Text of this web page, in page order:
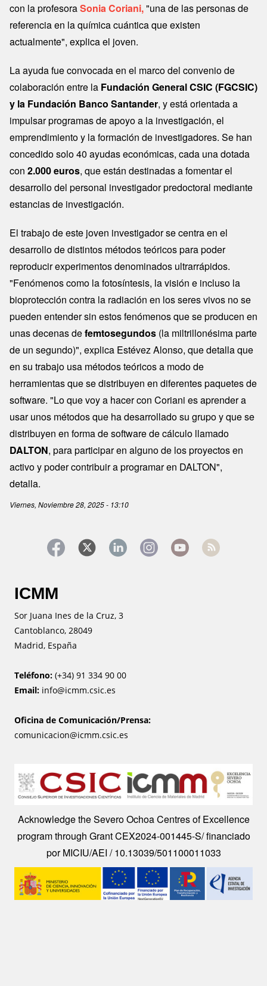
con la profesoraSonia Coriani,"una de las personas de
referencia en la química cuántica que existen
actualmente", explica el joven.
La ayuda fue convocada en el marco del convenio de
colaboración entre la Fundación General CSIC (FGCSIC)
y la Fundación Banco Santander, y está orientada a
impulsar programas de apoyo a la investigación, el
emprendimiento y la formación de investigadores. Se han
concedido solo 40 ayudas económicas, cada una dotada
con 2.000 euros, que están destinadas a fomentar el
desarrollo del personal investigador predoctoral mediante
estancias de investigación.
El trabajo de este joven investigador se centra en el
desarrollo de distintos métodos teóricos para poder
reproducir experimentos denominados ultrarrápidos.
"Fenómenos como la fotosíntesis, la visión e incluso la
bioprotección contra la radiación en los seres vivos no se
pueden entender sin estos fenómenos que se producen en
unas decenas defemtosegundos (la miltrillonésima parte
de un segundo)", explica Estévez Alonso, que detalla que
en su trabajo usa métodos teóricos a modo de
herramientas que se distribuyen en diferentes paquetes de
software. "Lo que voy a hacer con Coriani es aprender a
usar unos métodos que ha desarrollado su grupo y que se
distribuyen en forma de software de cálculo llamado
DALTON, para participar en alguno de los proyectos en
activo y poder contribuir a programar en DALTON",
detalla.
Viernes, Noviembre 28, 2025 - 13:10
ICMM
Sor Juana Ines de la Cruz, 3
Cantoblanco, 28049
Madrid, España
Teléfono: (+34) 91 334 90 00
Email: info@icmm.csic.es
Oficina de Comunicación/Prensa:
comunicacion@icmm.csic.es
Image
Acknowledge the Severo Ochoa Centres of Excellence
program through Grant CEX2024-001445-S/ financiado
por MICIU/AEI / 10.13039/501100011033
Image